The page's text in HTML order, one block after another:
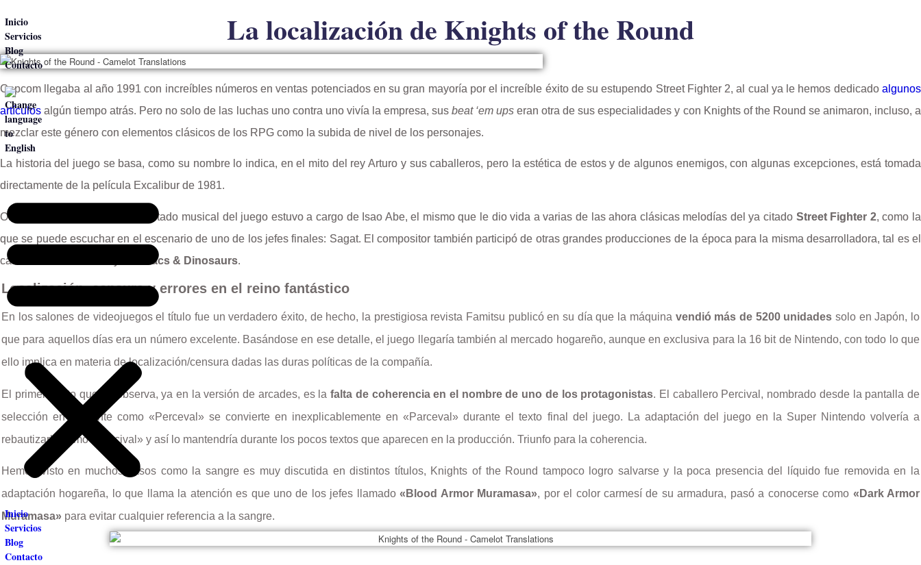
Inicio
Servicios
Blog
Contacto
Inicio
Servicios
Blog
Contacto
La localización de Knights of the Round
Capcom llegaba al año 1991 con increíbles números en ventas potenciados en su gran mayoría por el increíble éxito de su estupendo Street Fighter 2, al cual ya le hemos dedicado algunos
artículos algún tiempo atrás. Pero no solo de las luchas uno contra uno vivía la empresa, sus beat ‘em ups eran otra de sus especialidades y con Knights of the Round se animaron, incluso, a
mezclar este género con elementos clásicos de los RPG como la subida de nivel de los personajes.
La historia del juego se basa, como su nombre lo indica, en el mito del rey Arturo y sus caballeros, pero la estética de estos y de algunos enemigos, con algunas excepciones, está tomada
directamente de la película Excalibur de 1981.
Otro dato curioso es que el apartado musical del juego estuvo a cargo de Isao Abe, el mismo que le dio vida a varias de las ahora clásicas melodías del ya citado Street Fighter 2, como la
que se puede escuchar en el escenario de uno de los jefes finales: Sagat. El compositor también participó de otras grandes producciones de la época para la misma desarrolladora, tal es el
caso de
Cadillacs & Dinosaurs.
Localización, censura y errores en el reino fantástico
En los salones de videojuegos el título fue un verdadero éxito, de hecho, la prestigiosa revista Famitsu publicó en su día que la máquina vendió más de 5200 unidades solo en Japón, lo
que para aquellos días era un número excelente. Basándose en ese detalle, el juego llegaría también al mercado hogareño, aunque en exclusiva para la 16 bit de Nintendo, con todo lo que
ello implica en materia de localización/censura dadas las duras políticas de la compañía.
El primer punto que se observa, ya en la versión de arcades, es lafalta de coherencia en el nombre de uno de los protagonistas. El caballero Percival, nombrado desde la pantalla de
selección en adelante como «Perceval» se convierte en inexplicablemente en «Parceval» durante el texto final del juego. La adaptación del juego en la Super Nintendo volvería a
rebautizarlo como «Percival» y así lo mantendría durante los pocos textos que aparecen en la producción. Triunfo para la coherencia.
Hemos visto en muchos casos como la sangre es muy discutida en distintos títulos, Knights of the Round tampoco logro salvarse y la poca presencia del líquido fue removida en la
adaptación hogareña, lo que llama la atención es que uno de los jefes llamado«Blood Armor Muramasa», por el color carmesí de su armadura, pasó a conocerse como «Dark Armor
Muramasa» para evitar cualquier referencia a la sangre.